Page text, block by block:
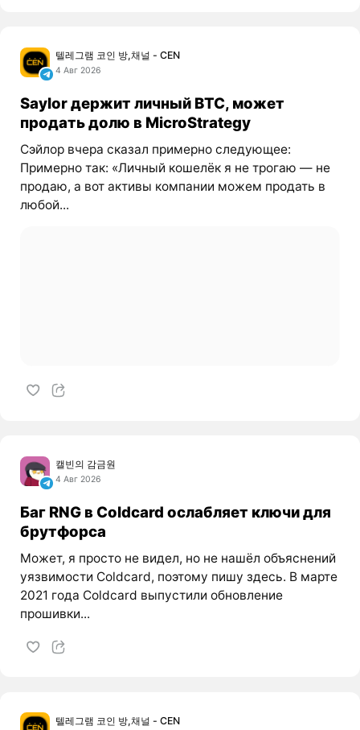
텔레그램 코인 방,채널 - CEN
4 Авг 2026
Saylor держит личный BTC, может
продать долю в MicroStrategy
Сэйлор вчера сказал примерно следующее:
Примерно так: «Личный кошелёк я не трогаю — не
продаю, а вот активы компании можем продать в
любой...
캘빈의 감금원
4 Авг 2026
Баг RNG в Coldcard ослабляет ключи для
брутфорса
Может, я просто не видел, но не нашёл объяснений
уязвимости Coldcard, поэтому пишу здесь. В марте
2021 года Coldcard выпустили обновление
прошивки...
텔레그램 코인 방,채널 - CEN